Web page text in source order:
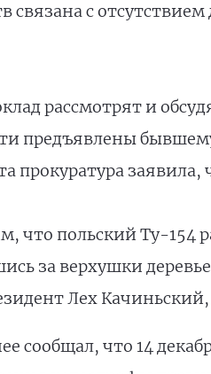
связана с
рассмотрят и
предъявлены
прокуратура
что польский Ту-154
за верхушки
Лех
сообщал, что 14